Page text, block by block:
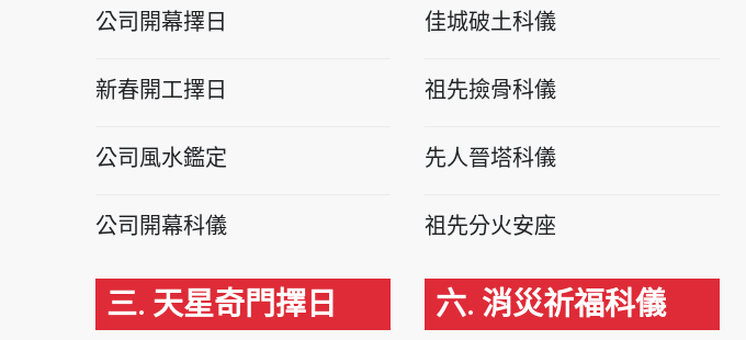
公司開幕擇日
新春開工擇日
公司風水鑑定
公司開幕科儀
三. 天星奇門擇日
佳城破土科儀
祖先撿骨科儀
先人晉塔科儀
祖先分火安座
六. 消災祈福科儀